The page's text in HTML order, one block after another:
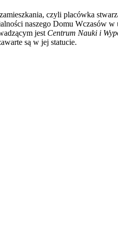
czyli placówka
naszego Domu Wczasów w
jest Centrum Nauki i
są w jej statucie.